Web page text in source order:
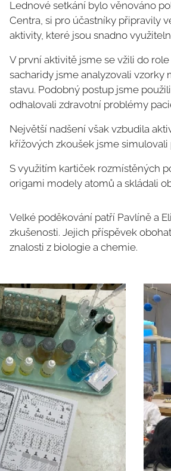
Lednové setkání bylo věnováno
Centra, si pro účastníky připravily
aktivity, které jsou snadno
V první aktivitě jsme se vžili do
sacharidy jsme analyzovali
stavu. Podobný postup jsme
odhalovali zdravotní problémy
Největší nadšení však vzbudila
křížových zkoušek jsme
S využitím kartiček rozmístěných
origami modely atomů a skládali
Velké poděkování patří Pavlíně a
zkušenosti. Jejich příspěvek
znalosti z biologie a chemie.